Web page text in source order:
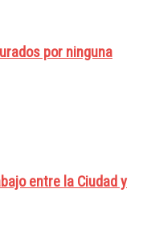
por ninguna
entre la Ciudad y